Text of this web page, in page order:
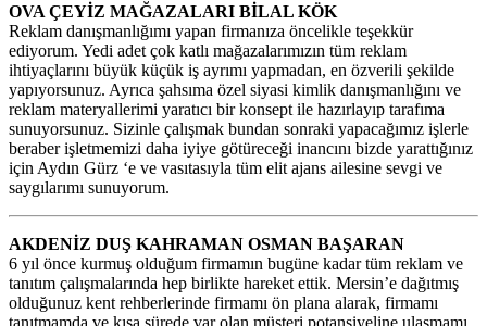
OVA ÇEYİZ MAĞAZALARI BİLAL KÖK
Reklam danışmanlığımı yapan firmanıza öncelikle teşekkür
ediyorum. Yedi adet çok katlı mağazalarımızın tüm reklam
ihtiyaçlarını büyük küçük iş ayrımı yapmadan, en özverili şekilde
yapıyorsunuz. Ayrıca şahsıma özel siyasi kimlik danışmanlığını ve
reklam materyallerimi yaratıcı bir konsept ile hazırlayıp tarafıma
sunuyorsunuz. Sizinle çalışmak bundan sonraki yapacağımız işlerle
beraber işletmemizi daha iyiye götüreceği inancını bizde yarattığınız
için Aydın Gürz ‘e ve vasıtasıyla tüm elit ajans ailesine sevgi ve
saygılarımı sunuyorum.
AKDENİZ DUŞ KAHRAMAN OSMAN BAŞARAN
6 yıl önce kurmuş olduğum firmamın bugüne kadar tüm reklam ve
tanıtım çalışmalarında hep birlikte hareket ettik. Mersin’e dağıtmış
olduğunuz kent rehberlerinde firmamı ön plana alarak, firmamı
tanıtmamda ve kısa sürede var olan müşteri potansiyeline ulaşmamı